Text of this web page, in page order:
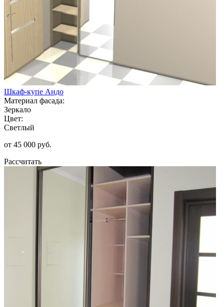
Шкаф-купе Андо
Материал фасада:
Зеркало
Цвет:
Светлый
от 45 000 руб.
Рассчитать